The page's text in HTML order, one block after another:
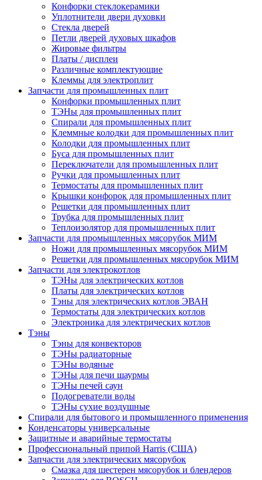
Конфорки стеклокерамики
Уплотнители двери духовки
Стекла дверей
Петли дверей духовых шкафов
Жировые фильтры
Платы / дисплеи
Различные комплектующие
Клеммы для электроплит
Запчасти для промышленных плит
Конфорки промышленных плит
ТЭНы для промышленных плит
Спирали для промышленных плит
Клеммные колодки для промышленных плит
Колодки для промышленных плит
Буса для промышленных плит
Переключатели для промышленных плит
Ручки для промышленных плит
Термостаты для промышленных плит
Крышки конфорок для промышленных плит
Решетки для промышленных плит
Трубка для промышленных плит
Теплоизолятор для промышленных плит
Запчасти для промышленных мясорубок МИМ
Ножи для промышленных мясорубок МИМ
Решетки для промышленных мясорубок МИМ
Запчасти для электрокотлов
ТЭНы для электрических котлов
Платы для электрических котлов
Тэны для электрических котлов ЭВАН
Термостаты для электрических котлов
Электроника для электрических котлов
Тэны
Тэны для конвекторов
ТЭНы радиаторные
ТЭНы водяные
ТЭНы для печи шаурмы
ТЭНы печей саун
Подогреватели воды
ТЭНы сухие воздушные
Спирали для бытового и промышленного применения
Конденсаторы универсальные
Защитные и аварийные термостаты
Профессиональный припой Harris (США)
Запчасти для электрических мясорубок
Смазка для шестерен мясорубок и блендеров